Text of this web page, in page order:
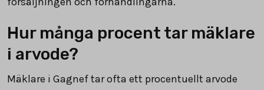
Hur många procent tar mäklare
i arvode?
Mäklare i Gagnef tar ofta ett procentuellt arvode